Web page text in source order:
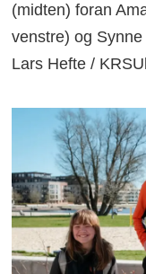
(midten) foran
venstre) og
Lars Hefte /